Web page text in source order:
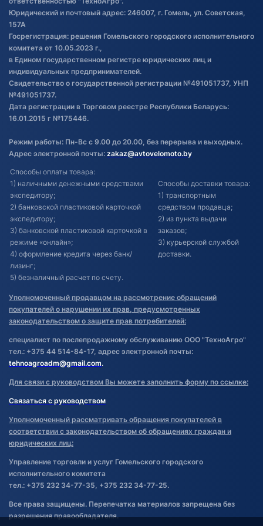
Обработка файлов cookie
Постановка транспорта на учет
Обновления в ЭПТС 2024
Юридический и почтовый адрес: 246007, г. Гомель, ул. Советская,
157А
Госрегистрация: решения Гомельского городского исполнительного
комитета от 10.05.2023 г.,
в Едином государственном регистре юридических лиц и
индивидуальных предпринимателей.
Свидетельство о государственной регистрации №491051737, УНП
№491051737.
Дата регистрации в Торговом реестре Республики Беларусь:
16.01.2015 г №175446.
Режим работы: Пн-Вс с 9.00 до 20.00, без перерыва и выходных.
Адрес электронной почты: zakaz@avtovelomoto.by
Способы оплаты товара:
1) наличными денежными средствами
экспедитору;
2) банковской пластиковой карточкой
экспедитору;
3) банковской пластиковой карточкой в
режиме «онлайн»;
4) оформление кредита через банк/
лизинг;
5) безналичный расчет по счету.
Способы доставки товара:
1) транспортным
средством продавца;
2) из пункта выдачи
заказов;
3) курьерской службой
доставки.
Уполномоченный продавцом на рассмотрение обращений
покупателей о нарушении их прав, предусмотренных
законодательством о защите прав потребителей:
специалист по послепродажному обслуживанию ООО "ТехноАгро"
тел.: +375 44 514-84-17, адрес электронной почты:
tehnoagroadm@gmail.com.
Для связи с руководством Вы можете заполнить форму по ссылке:
Связаться с руководством
Уполномоченный рассматривать обращения покупателей в
соответствии с законодательством об обращениях граждан и
юридических лиц:
Управление торговли и услуг Гомельского городского
исполнительного комитета
тел.: +375 232 34-77-35, +375 232 34-77-25.
Все права защищены. Перепечатка материалов запрещена без
разрешения правообладателя.